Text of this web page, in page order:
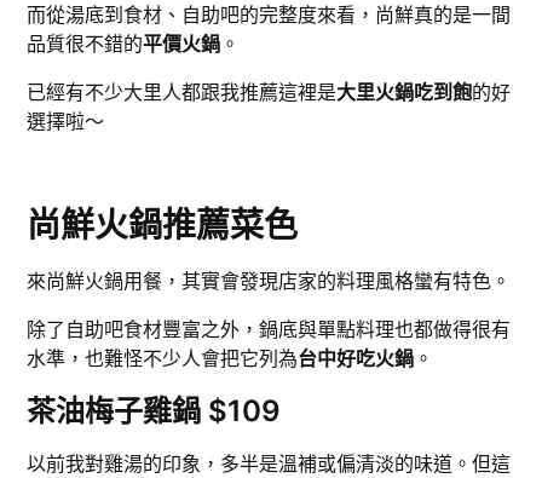
而從湯底到食材、自助吧的完整度來看，尚鮮真的是一間
品質很不錯的平價火鍋 。
已經有不少大里人都跟我推薦這裡是大里火鍋吃到飽的好
選擇啦～
尚鮮火鍋推薦菜色
來尚鮮火鍋用餐，其實會發現店家的料理風格蠻有特色。
除了自助吧食材豐富之外，鍋底與單點料理也都做得很有
水準，也難怪不少人會把它列為台中好吃火鍋 。
茶油梅子雞鍋 $109
以前我對雞湯的印象，多半是溫補或偏清淡的味道。但這